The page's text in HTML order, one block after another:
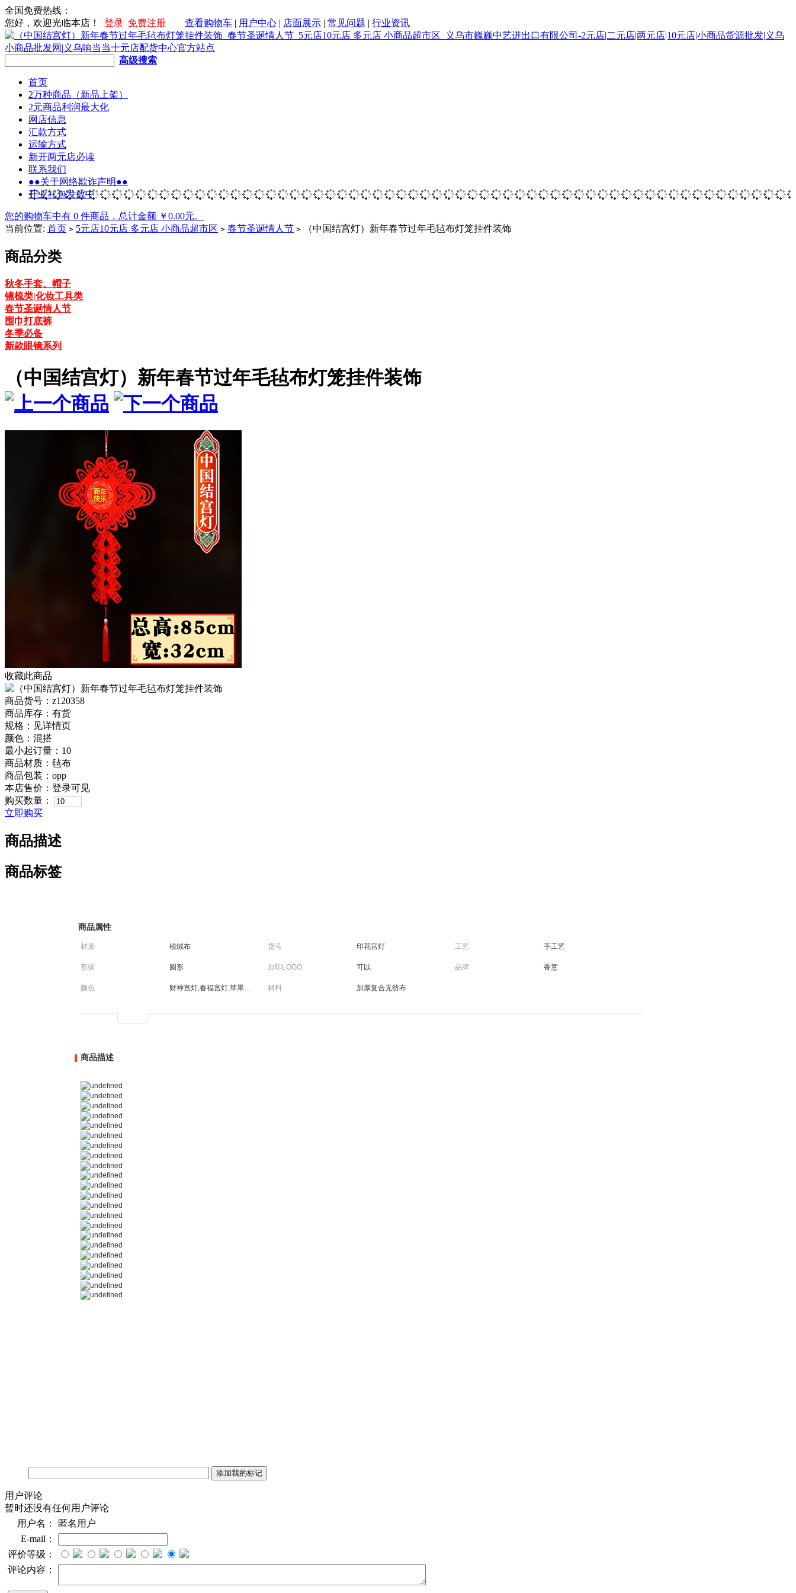
全国免费热线：
您好，欢迎光临本店！
登录 免费注册 查看购物车 | 用户中心 | 店面展示 | 常见问题 | 行业资讯
高级搜索
首页
2万种商品（新品上架）
2元商品利润最大化
网店信息
汇款方式
运输方式
新开两元店必读
联系我们
●●关于网络欺诈声明●●
开业礼包发放中
您的购物车中有 0 件商品，总计金额 ￥0.00元。
当前位置: 首页 > 5元店10元店 多元店 小商品超市区 > 春节圣诞情人节 > （中国结宫灯）新年春节过年毛毡布灯笼挂件装饰
商品分类
秋冬手套、帽子
镜梳类|化妆工具类
春节圣诞情人节
围巾打底裤
冬季必备
新款眼镜系列
（中国结宫灯）新年春节过年毛毡布灯笼挂件装饰
收藏此商品
商品货号：z120358
商品库存：有货
规格：见详情页
颜色：混搭
最小起订量：10
商品材质：毡布
商品包装：opp
本店售价： 登录可见
购买数量：
立即购买
商品描述
商品标签
商品属性
材质 植绒布 货号 印花宫灯 工艺 手工艺
形状 圆形 加印LOGO 可以 品牌 香意
颜色 财神宫灯,春福宫灯,苹果宫灯,八角宫灯,福袋宫灯,中国结宫灯,元宝宫灯 材料 加厚复合无纺布
商品描述
用户评论
暂时还没有任何用户评论
用户名：
匿名用户
E-mail：
评价等级：
评论内容：